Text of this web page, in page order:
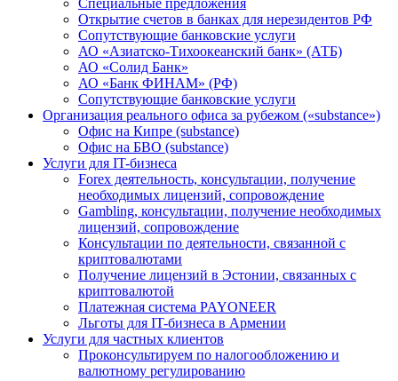
Специальные предложения
Открытие счетов в банках для нерезидентов РФ
Сопутствующие банковские услуги
АО «Азиатско-Тихоокеанский банк» (АТБ)
АО «Солид Банк»
АО «Банк ФИНАМ» (РФ)
Сопутствующие банковские услуги
Организация реального офиса за рубежом («substance»)
Офис на Кипре (substance)
Офис на БВО (substance)
Услуги для IT-бизнеса
Forex деятельность, консультации, получение
необходимых лицензий, сопровождение
Gambling, консультации, получение необходимых
лицензий, сопровождение
Консультации по деятельности, связанной с
криптовалютами
Получение лицензий в Эстонии, связанных с
криптовалютой
Платежная система PAYONEER
Льготы для IT-бизнеса в Армении
Услуги для частных клиентов
Проконсультируем по налогообложению и
валютному регулированию